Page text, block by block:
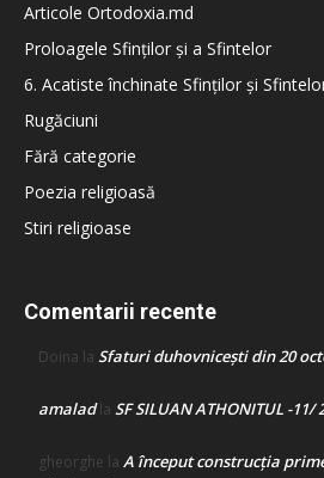
Articole Ortodoxia.md
Proloagele Sfinților și a Sfintelor
6. Acatiste închinate Sfinților și
Rugăciuni
Fără categorie
Poezia religioasă
Stiri religioase
Comentarii recente
Doina la Sfaturi duhovnicești din 20
amaladla SF SILUAN ATHONITUL -11/
gheorghe la A început construcţia